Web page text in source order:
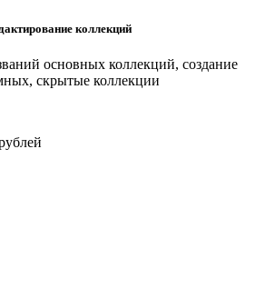
коллекций
основных коллекций, создание
скрытые коллекции